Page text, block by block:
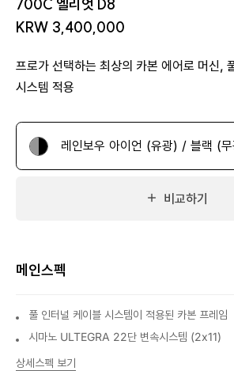
700C 엘리엇 D8
KRW 3,400,000
프로가 선택하는 최상의 카본 에어로 머신,
시스템 적용
레인보우 아이언 (유광) / 블랙 (
비교하기
메인스펙
풀 인터널 케이블 시스템이 적용된 카본 프레임
시마노 ULTEGRA 22단 변속시스템 (2x11)
상세스펙 보기